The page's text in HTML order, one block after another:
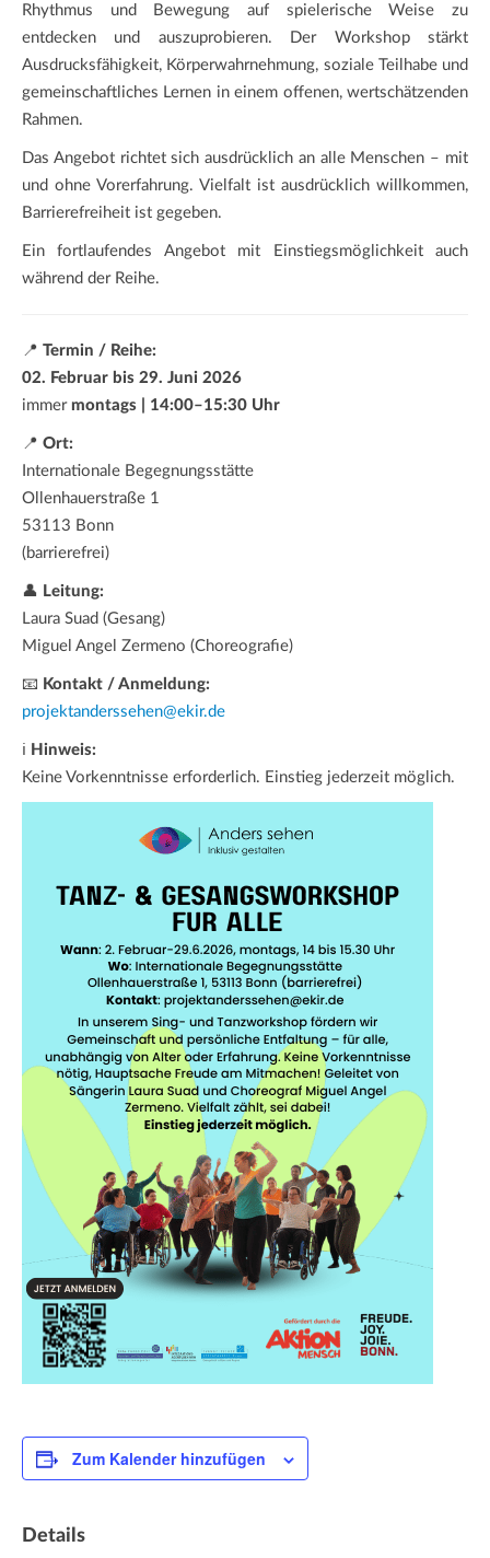
Rhythmus und Bewegung auf spielerische Weise zu
entdecken und auszuprobieren. Der Workshop stärkt
Ausdrucksfähigkeit, Körperwahrnehmung, soziale Teilhabe und
gemeinschaftliches Lernen in einem offenen, wertschätzenden
Rahmen.
Das Angebot richtet sich ausdrücklich an alle Menschen – mit
und ohne Vorerfahrung. Vielfalt ist ausdrücklich willkommen,
Barrierefreiheit ist gegeben.
Ein fortlaufendes Angebot mit Einstiegsmöglichkeit auch
während der Reihe.
📍 Termin / Reihe:
02. Februar bis 29. Juni 2026
immer montags | 14:00–15:30 Uhr
📍 Ort:
Internationale Begegnungsstätte
Ollenhauerstraße 1
53113 Bonn
(barrierefrei)
👤 Leitung:
Laura Suad (Gesang)
Miguel Angel Zermeno (Choreografie)
📧 Kontakt / Anmeldung:
projektanderssehen@ekir.de
ℹ Hinweis:
Keine Vorkenntnisse erforderlich. Einstieg jederzeit möglich.
Zum Kalender hinzufügen
Details